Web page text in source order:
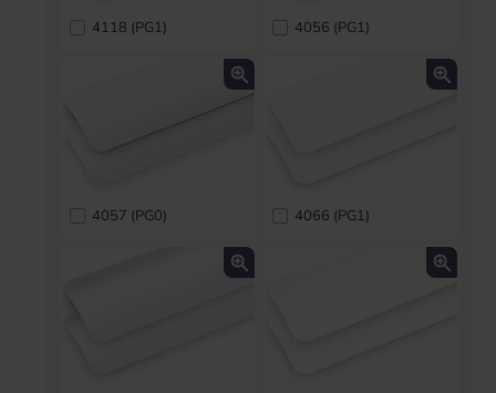
4118 (PG1) 4056 (PG1)
4057 (PG0) 4066 (PG1)